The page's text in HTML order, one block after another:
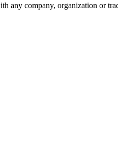
any company, organization or